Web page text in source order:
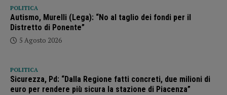
POLITICA
Autismo, Murelli (Lega): “No al taglio dei fondi per il
Distretto di Ponente”
5 Agosto 2026
POLITICA
Sicurezza, Pd: “Dalla Regione fatti concreti, due milioni di
euro per rendere più sicura la stazione di Piacenza”